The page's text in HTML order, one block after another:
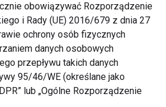
nie obciążały kolan,
intensywność ćwiczeń była
za swoją pociechę rodzic, od
wypracowywać w
obowiązywać Rozporządzenie
i Rady (UE) 2016/679 z dnia 27
ochrony osób fizycznych
danych osobowych
przepływu takich danych
95/46/WE (określane jako
lub „Ogólne Rozporządzenie